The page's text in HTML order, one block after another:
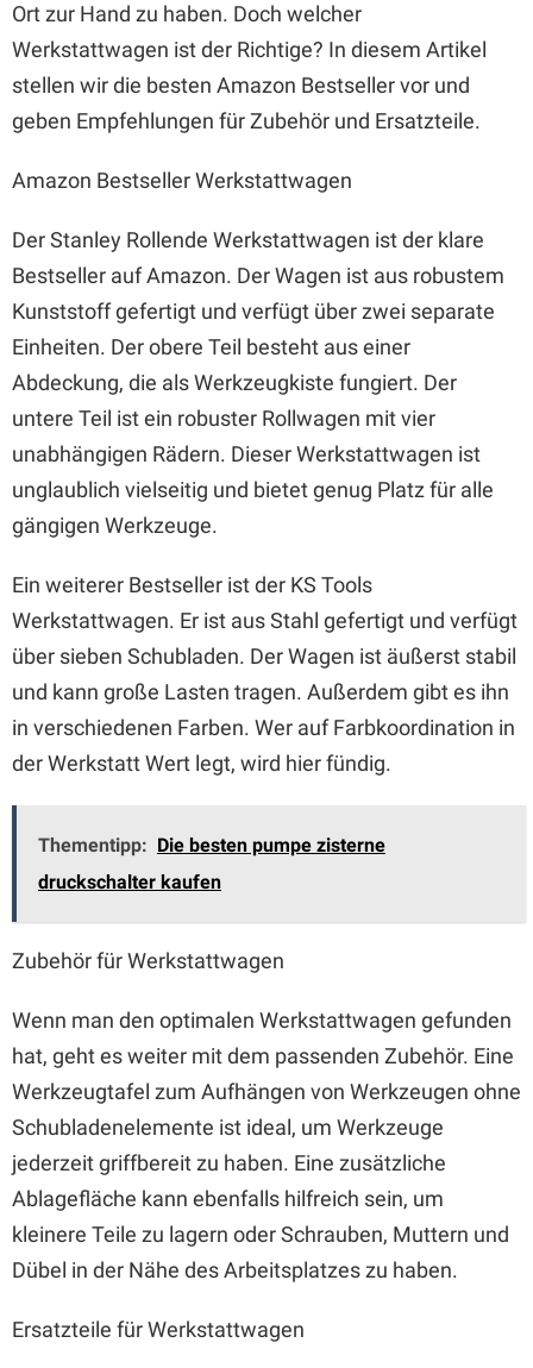
Ort zur Hand zu haben. Doch welcher
Werkstattwagen ist der Richtige? In diesem Artikel
stellen wir die besten Amazon Bestseller vor und
geben Empfehlungen für Zubehör und Ersatzteile.
Amazon Bestseller Werkstattwagen
Der Stanley Rollende Werkstattwagen ist der klare
Bestseller auf Amazon. Der Wagen ist aus robustem
Kunststoff gefertigt und verfügt über zwei separate
Einheiten. Der obere Teil besteht aus einer
Abdeckung, die als Werkzeugkiste fungiert. Der
untere Teil ist ein robuster Rollwagen mit vier
unabhängigen Rädern. Dieser Werkstattwagen ist
unglaublich vielseitig und bietet genug Platz für alle
gängigen Werkzeuge.
Ein weiterer Bestseller ist der KS Tools
Werkstattwagen. Er ist aus Stahl gefertigt und verfügt
über sieben Schubladen. Der Wagen ist äußerst stabil
und kann große Lasten tragen. Außerdem gibt es ihn
in verschiedenen Farben. Wer auf Farbkoordination in
der Werkstatt Wert legt, wird hier fündig.
Thementipp: Die besten pumpe zisterne
druckschalter kaufen
Zubehör für Werkstattwagen
Wenn man den optimalen Werkstattwagen gefunden
hat, geht es weiter mit dem passenden Zubehör. Eine
Werkzeugtafel zum Aufhängen von Werkzeugen ohne
Schubladenelemente ist ideal, um Werkzeuge
jederzeit griffbereit zu haben. Eine zusätzliche
Ablagefläche kann ebenfalls hilfreich sein, um
kleinere Teile zu lagern oder Schrauben, Muttern und
Dübel in der Nähe des Arbeitsplatzes zu haben.
Ersatzteile für Werkstattwagen